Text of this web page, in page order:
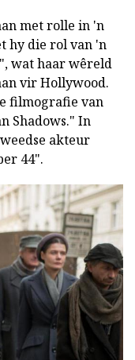
met rolle in 'n
hy die rol van 'n
wat haar wêreld
vir Hollywood.
filmografie van
Shadows." In
akteur
44".